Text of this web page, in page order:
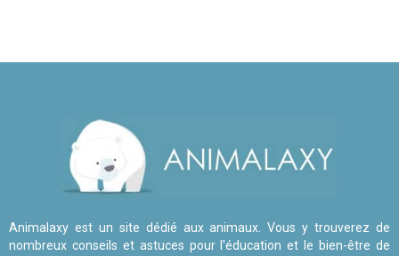
Animalaxy est un site dédié aux animaux. Vous y trouverez de
nombreux conseils et astuces pour l'éducation et le bien-être de